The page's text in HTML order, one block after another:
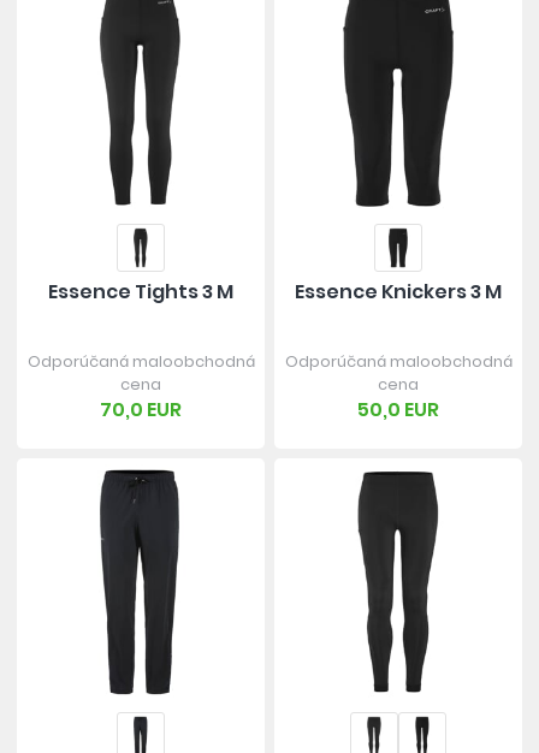
Essence Tights 3 M
Odporúčaná maloobchodná
cena
70,0 EUR
Essence Knickers 3 M
Odporúčaná maloobchodná
cena
50,0 EUR